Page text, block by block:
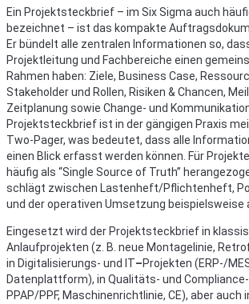
Ein Projektsteckbrief – im Six Sigma auch
bezeichnet – ist das kompakte
Er bündelt alle zentralen Informationen so,
Projektleitung und Fachbereiche einen
Rahmen haben: Ziele, Business Case,
Stakeholder und Rollen, Risiken & Chancen,
Zeitplanung sowie Change- und
Projektsteckbrief ist in der gängigen Praxis
Two-Pager, was bedeutet, dass alle
einen Blick erfasst werden können. Für
häufig als “Single Source of Truth”
schlägt zwischen Lastenheft/Pflichtenheft,
und der operativen Umsetzung beispielsweise
Eingesetzt wird der Projektsteckbrief in
Anlaufprojekten (z. B. neue Montagelinie,
in Digitalisierungs- und IT–Projekten (ERP-/
Datenplattform), in Qualitäts- und Compliance-
PPAP/PPF, Maschinenrichtlinie, CE), aber auch